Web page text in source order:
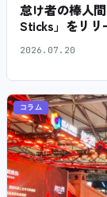
怠け者の棒人
Sticks」をリリ
2026.07.20
コラム